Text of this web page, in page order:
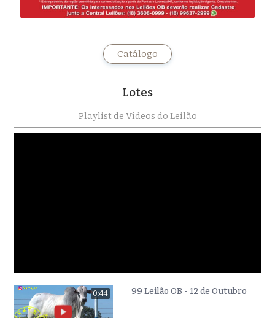
Catálogo
Lotes
Playlist de Vídeos do Leilão
0:44 99 Leilão OB - 12 de Outubro